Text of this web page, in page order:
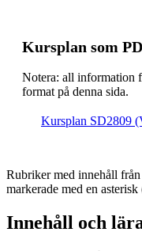
Kursplan som
Notera: all information
format på denna sida.
Kursplan SD2809
Rubriker med innehåll
markerade med en asterisk
Innehåll och